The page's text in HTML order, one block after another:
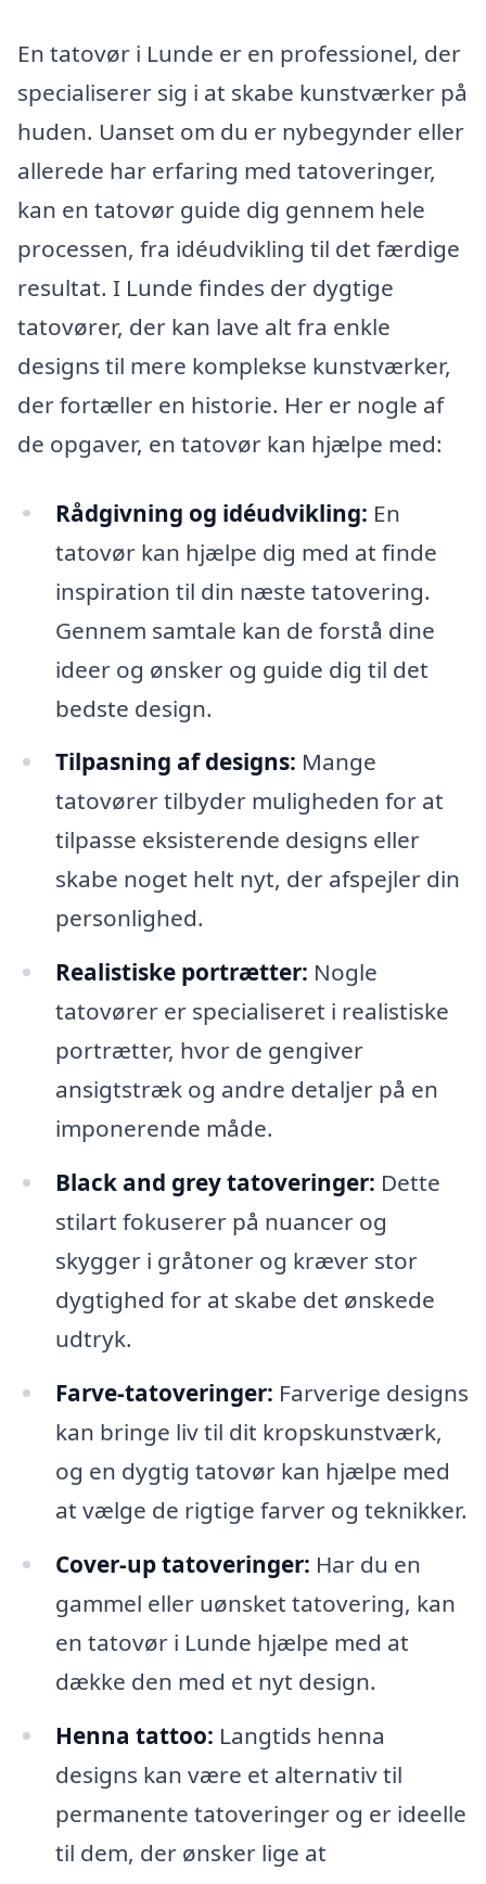
En tatovør i Lunde er en professionel, der
specialiserer sig i at skabe kunstværker på
huden. Uanset om du er nybegynder eller
allerede har erfaring med tatoveringer,
kan en tatovør guide dig gennem hele
processen, fra idéudvikling til det færdige
resultat. I Lunde findes der dygtige
tatovører, der kan lave alt fra enkle
designs til mere komplekse kunstværker,
der fortæller en historie. Her er nogle af
de opgaver, en tatovør kan hjælpe med:
Rådgivning og idéudvikling: En
tatovør kan hjælpe dig med at finde
inspiration til din næste tatovering.
Gennem samtale kan de forstå dine
ideer og ønsker og guide dig til det
bedste design.
Tilpasning af designs: Mange
tatovører tilbyder muligheden for at
tilpasse eksisterende designs eller
skabe noget helt nyt, der afspejler din
personlighed.
Realistiske portrætter: Nogle
tatovører er specialiseret i realistiske
portrætter, hvor de gengiver
ansigtstræk og andre detaljer på en
imponerende måde.
Black and grey tatoveringer: Dette
stilart fokuserer på nuancer og
skygger i gråtoner og kræver stor
dygtighed for at skabe det ønskede
udtryk.
Farve-tatoveringer: Farverige designs
kan bringe liv til dit kropskunstværk,
og en dygtig tatovør kan hjælpe med
at vælge de rigtige farver og teknikker.
Cover-up tatoveringer: Har du en
gammel eller uønsket tatovering, kan
en tatovør i Lunde hjælpe med at
dække den med et nyt design.
Henna tattoo: Langtids henna
designs kan være et alternativ til
permanente tatoveringer og er ideelle
til dem, der ønsker lige at